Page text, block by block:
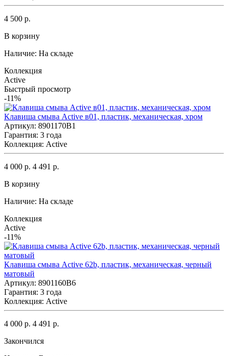
4 500 р.
В корзину
Наличие: На складе
Коллекция
Active
Быстрый просмотр
-11%
Клавиша смыва Active в01, пластик, механическая, хром
Артикул: 8901170B1
Гарантия: 3 года
Коллекция: Active
4 000 р. 4 491 р.
В корзину
Наличие: На складе
Коллекция
Active
-11%
Клавиша смыва Active 62b, пластик, механическая, черный
матовый
Артикул: 8901160B6
Гарантия: 3 года
Коллекция: Active
4 000 р. 4 491 р.
Закончился